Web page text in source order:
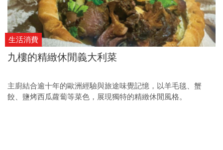
生活消費
九樓的精緻休閒義大利菜
主廚結合逾十年的歐洲經驗與旅途味覺記憶，以羊毛毯、蟹
餃、鹽烤西瓜蘿蔔等菜色，展現獨特的精緻休閒風格。